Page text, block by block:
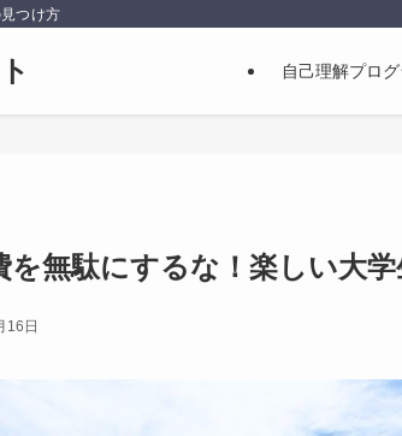
つけ方
自己理解プロ
を無駄にするな！楽しい大
16日